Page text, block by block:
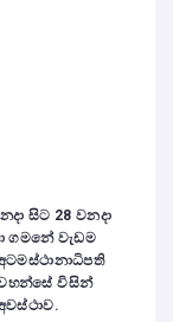
සිට 28 වනදා
ගමනේ වැඩම
විසින්